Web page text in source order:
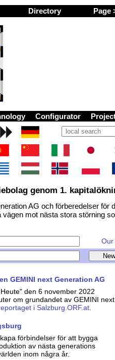
genom 1.
AG och förberedelser för
vägen mot nästa stora störning
Our
GEMINI next Generation AG
den 6 november 2022
om grundandet av GEMINI next
i Salzburg.ORF.at
förbindelser för att bygga
av nästa generations
inom några år.
Directory
Configurator